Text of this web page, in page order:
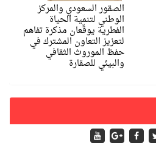
الصقور السعودي والمركز
الوطني لتنمية الحياة
الفطرية يوقّعان مذكرة تفاهم
لتعزيز التعاون المشترك في
حفظ الموروث الثقافي
والبيئي للصقارة